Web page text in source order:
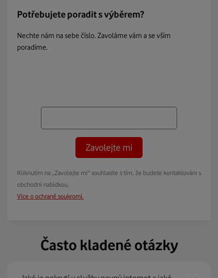
Potřebujete poradit s výběrem?
Nechte nám na sebe číslo. Zavoláme vám a se vším
poradíme.
Zavolejte mi
Kliknutím na „Zavolejte mi“ souhlasíte s tím, že budete kontaktováni s
obchodní nabídkou.
Více o ochraně soukromí.
Často kladené otázky